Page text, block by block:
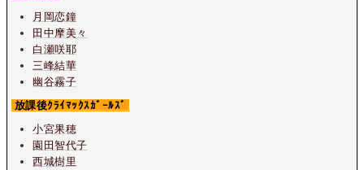
月岡恋鐘
田中摩美々
白瀬咲耶
三峰結華
幽谷霧子
放課後ｸﾗｲﾏｯｸｽｶﾞｰﾙｽﾞ
小宮果穂
園田智代子
西城樹里